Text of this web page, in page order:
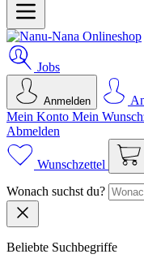
Jobs
Anmelden
Mein Konto Mein
Abmelden
Wunschzettel
Wonach suchst du?
Beliebte Suchbegriffe